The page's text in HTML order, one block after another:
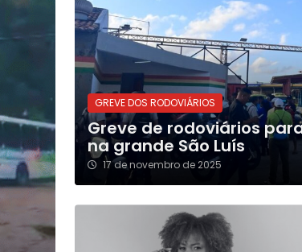
GREVE DOS RODOVIÁRIOS
Greve de rodoviários
na grande São Luís
17 de novembro de 2025